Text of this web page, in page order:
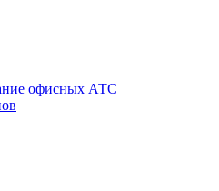
офисных АТС